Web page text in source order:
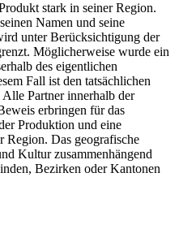
stark in seiner Region.
Namen und seine
unter Berücksichtigung der
Möglicherweise wurde ein
des eigentlichen
Fall ist den tatsächlichen
Partner innerhalb der
erbringen für das
Produktion und eine
Region. Das geografische
Kultur zusammenhängend
Bezirken oder Kantonen